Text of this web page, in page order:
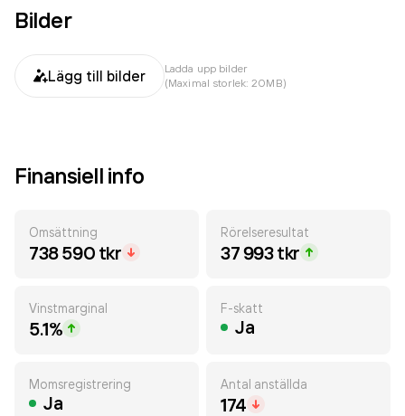
Bilder
Lägg till bilder
Ladda upp bilder
(Maximal storlek: 20MB)
Finansiell info
Omsättning
738 590 tkr
Rörelseresultat
37 993 tkr
Vinstmarginal
5.1%
F-skatt
Ja
Momsregistrering
Ja
Antal anställda
174